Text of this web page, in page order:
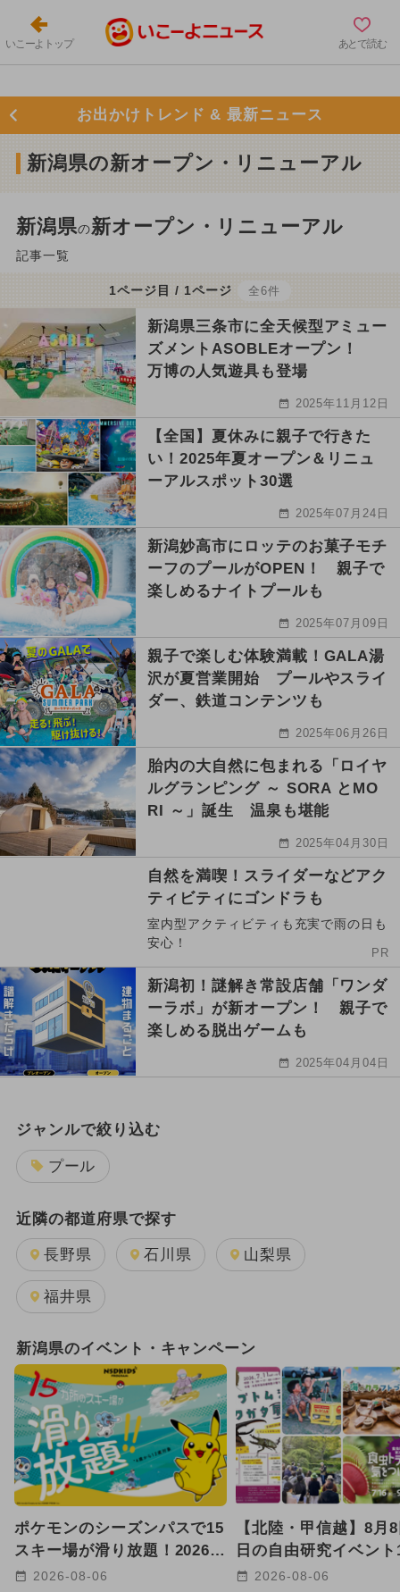
いこーよトップ あとで読む
お出かけトレンド & 最新ニュース
新潟県の新オープン・リニューアル
新潟県の新オープン・リニューアル
記事一覧
1ページ目 / 1ページ 全6件
新潟県三条市に全天候型アミュー
ズメントASOBLEオープン！
万博の人気遊具も登場
2025年11月12日
【全国】夏休みに親子で行きた
い！2025年夏オープン＆リニュ
ーアルスポット30選
2025年07月24日
新潟妙高市にロッテのお菓子モチ
ーフのプールがOPEN！ 親子で
楽しめるナイトプールも
2025年07月09日
親子で楽しむ体験満載！GALA湯
沢が夏営業開始 プールやスライ
ダー、鉄道コンテンツも
2025年06月26日
胎内の大自然に包まれる「ロイヤ
ルグランピング ～ SORA とMO
RI ～」誕生 温泉も堪能
2025年04月30日
自然を満喫！スライダーなどアク
ティビティにゴンドラも
室内型アクティビティも充実で雨の日も
安心！
PR
新潟初！謎解き常設店舗「ワンダ
ーラボ」が新オープン！ 親子で
楽しめる脱出ゲームも
2025年04月04日
ジャンルで絞り込む
プール
近隣の都道府県で探す
長野県 石川県 山梨県
福井県
新潟県のイベント・キャンペーン
ポケモンのシーズンパスで15
スキー場が滑り放題！2026-
27NSDキッズプログラム募集
2026-08-06
【北陸・甲信越】8月
日の自由研究イベント
恐竜・クラフト体験も
2026-08-06